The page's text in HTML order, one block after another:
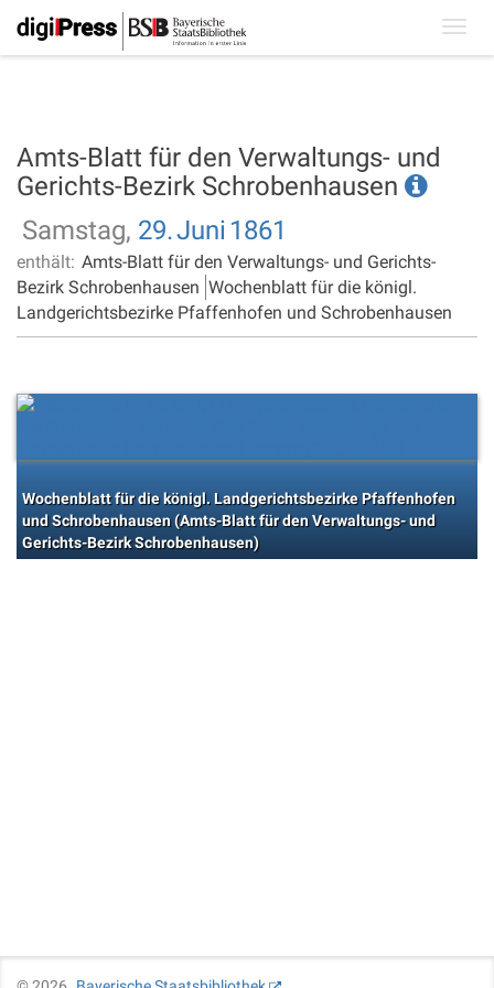
Amts-Blatt für den Verwaltungs- und
Gerichts-Bezirk Schrobenhausen
Samstag, 29.Juni 1861
enthält: Amts-Blatt für den Verwaltungs- und Gerichts-
Bezirk Schrobenhausen Wochenblatt für die königl.
Landgerichtsbezirke Pfaffenhofen und Schrobenhausen
Wochenblatt für die königl. Landgerichtsbezirke Pfaffenhofen
und Schrobenhausen (Amts-Blatt für den Verwaltungs- und
Gerichts-Bezirk Schrobenhausen)